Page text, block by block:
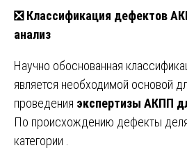
❎Классификация дефектов
анализ
Научно обоснованная
является необходимой основой
проведения экспертизы АКПП
По происхождению дефекты
категории .